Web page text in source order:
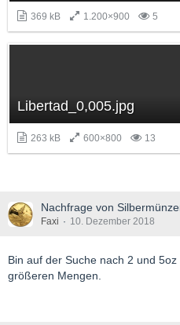
369 kB 1.200×900 5
Libertad_0,005.jpg
263 kB 600×800 13
Nachfrage von
Faxi 10. Dezember 2018
Bin auf der Suche nach 2 und
größeren Mengen.